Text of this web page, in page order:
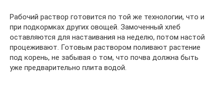
Рабочий раствор готовится по той же технологии, что и
при подкормках других овощей. Замоченный хлеб
оставляются для настаивания на неделю, потом настой
процеживают. Готовым раствором поливают растение
под корень, не забывая о том, что почва должна быть
уже предварительно плита водой.